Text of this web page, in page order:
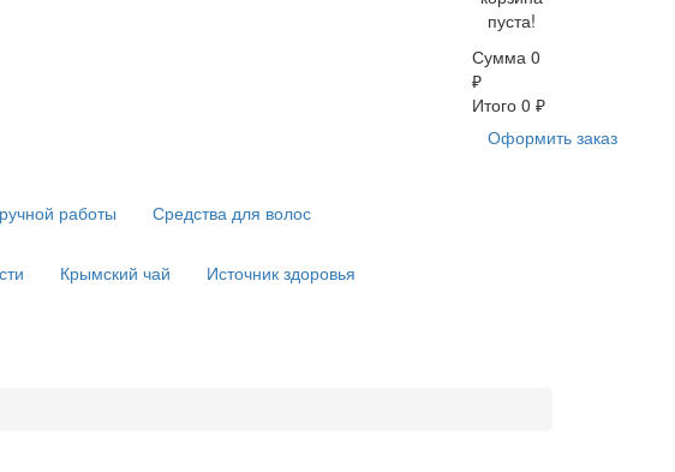
пуста!
Сумма 0
₽
Итого 0 ₽
Оформить заказ
работы Средства для волос
Крымский чай Источник здоровья